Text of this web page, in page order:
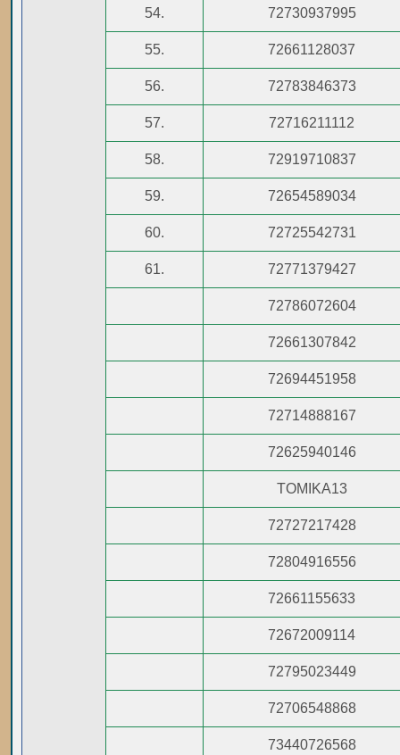
54. 72730937995
55. 72661128037
56. 72783846373
57. 72716211112
58. 72919710837
59. 72654589034
60. 72725542731
61. 72771379427
72786072604
72661307842
72694451958
72714888167
72625940146
TOMIKA13
72727217428
72804916556
72661155633
72672009114
72795023449
72706548868
73440726568